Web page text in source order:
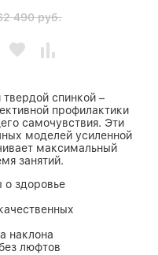
490 руб.
спинкой –
профилактики
самочувствия. Эти
моделей усиленной
максимальный
занятий.
о здоровье
наклона
люфтов